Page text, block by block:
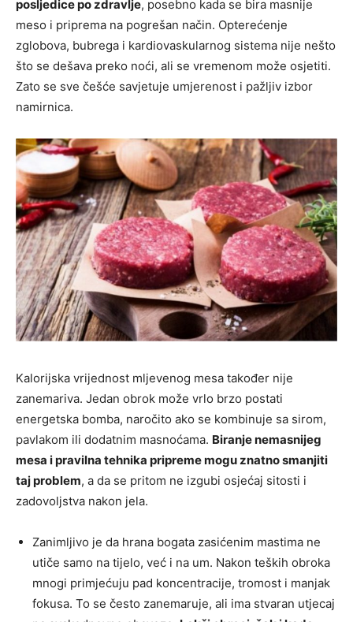
posljedice po zdravlje, posebno kada se bira masnije
meso i priprema na pogrešan način. Opterećenje
zglobova, bubrega i kardiovaskularnog sistema nije nešto
što se dešava preko noći, ali se vremenom može osjetiti.
Zato se sve češće savjetuje umjerenost i pažljiv izbor
namirnica.
Kalorijska vrijednost mljevenog mesa također nije
zanemariva. Jedan obrok može vrlo brzo postati
energetska bomba, naročito ako se kombinuje sa sirom,
pavlakom ili dodatnim masnoćama. Biranje nemasnijeg
mesa i pravilna tehnika pripreme mogu znatno smanjiti
taj problem, a da se pritom ne izgubi osjećaj sitosti i
zadovoljstva nakon jela.
Zanimljivo je da hrana bogata zasićenim mastima ne
utiče samo na tijelo, već i na um. Nakon teških obroka
mnogi primjećuju pad koncentracije, tromost i manjak
fokusa. To se često zanemaruje, ali ima stvaran utjecaj